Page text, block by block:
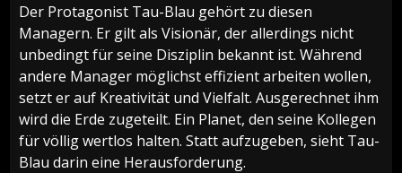
Der Protagonist Tau-Blau gehört zu diesen
Managern. Er gilt als Visionär, der allerdings nicht
unbedingt für seine Disziplin bekannt ist. Während
andere Manager möglichst effizient arbeiten wollen,
setzt er auf Kreativität und Vielfalt. Ausgerechnet ihm
wird die Erde zugeteilt. Ein Planet, den seine Kollegen
für völlig wertlos halten. Statt aufzugeben, sieht Tau-
Blau darin eine Herausforderung.